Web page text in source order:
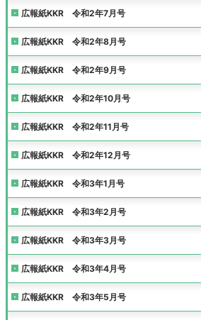
広報紙KKR 令和2年7月号
広報紙KKR 令和2年8月号
広報紙KKR 令和2年9月号
広報紙KKR 令和2年10月号
広報紙KKR 令和2年11月号
広報紙KKR 令和2年12月号
広報紙KKR 令和3年1月号
広報紙KKR 令和3年2月号
広報紙KKR 令和3年3月号
広報紙KKR 令和3年4月号
広報紙KKR 令和3年5月号